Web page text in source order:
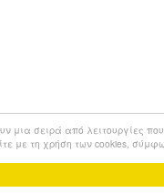
μια σειρά από λειτουργίες
με τη χρήση των cookies,